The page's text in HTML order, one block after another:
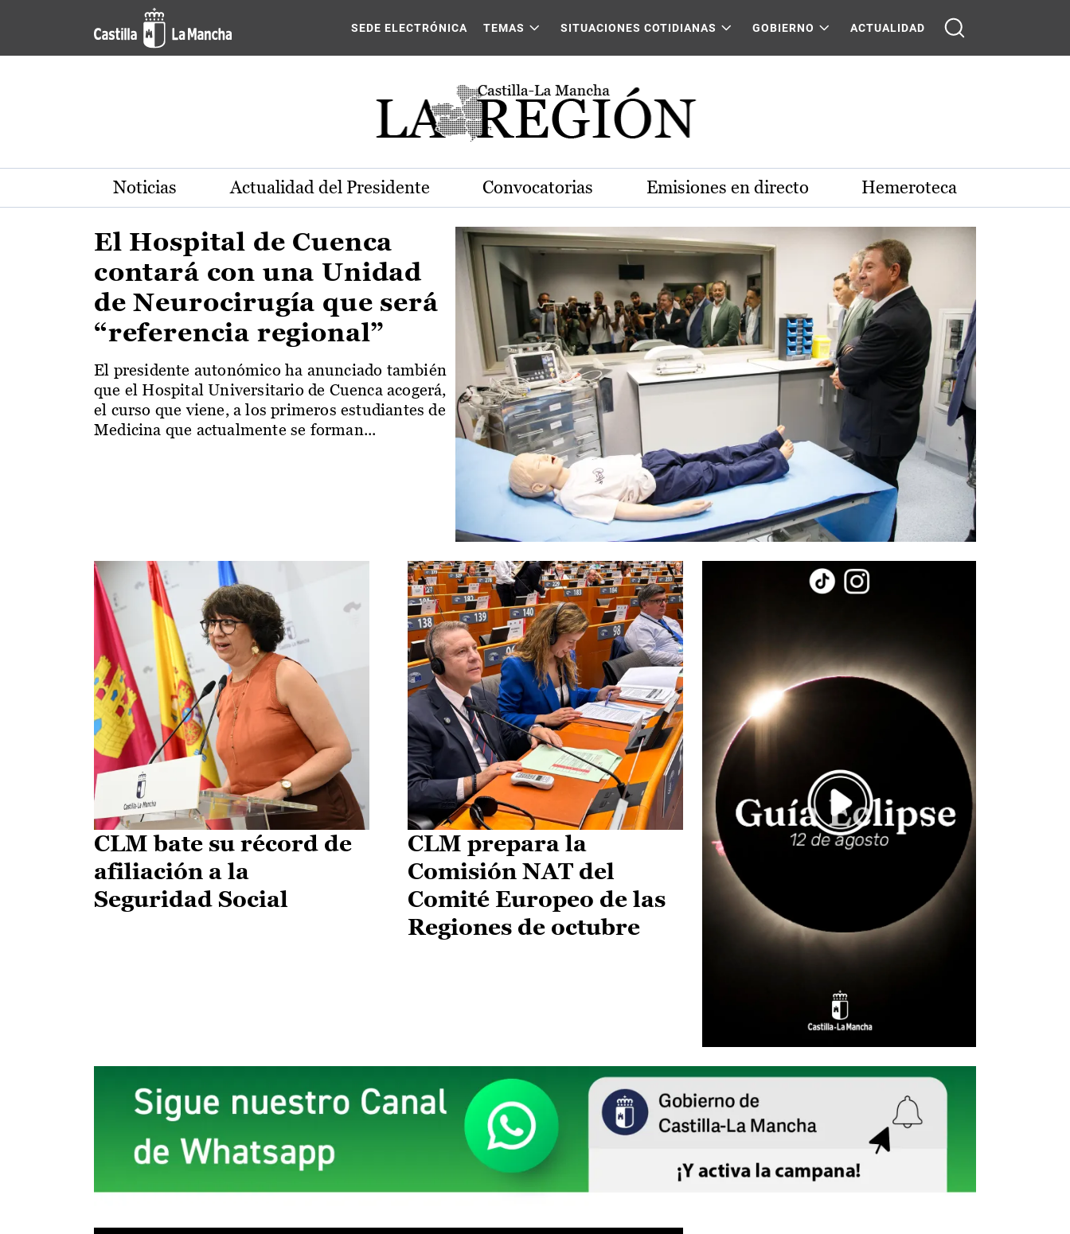
Pasar al contenido principal
Actualidad de la región de Castilla-La Mancha
SEDE ELECTRÓNICA TEMAS SITUACIONES COTIDIANAS GOBIERNO ACTUALIDAD
Noticias Actualidad del Presidente Convocatorias Emisiones en directo Hemeroteca
El Hospital de Cuenca
contará con una Unidad
de Neurocirugía que será
“referencia regional”
El presidente autonómico ha anunciado también
que el Hospital Universitario de Cuenca acogerá,
el curso que viene, a los primeros estudiantes de
Medicina que actualmente se forman...
CLM bate su récord de
afiliación a la
Seguridad Social
CLM prepara la
Comisión NAT del
Comité Europeo de las
Regiones de octubre